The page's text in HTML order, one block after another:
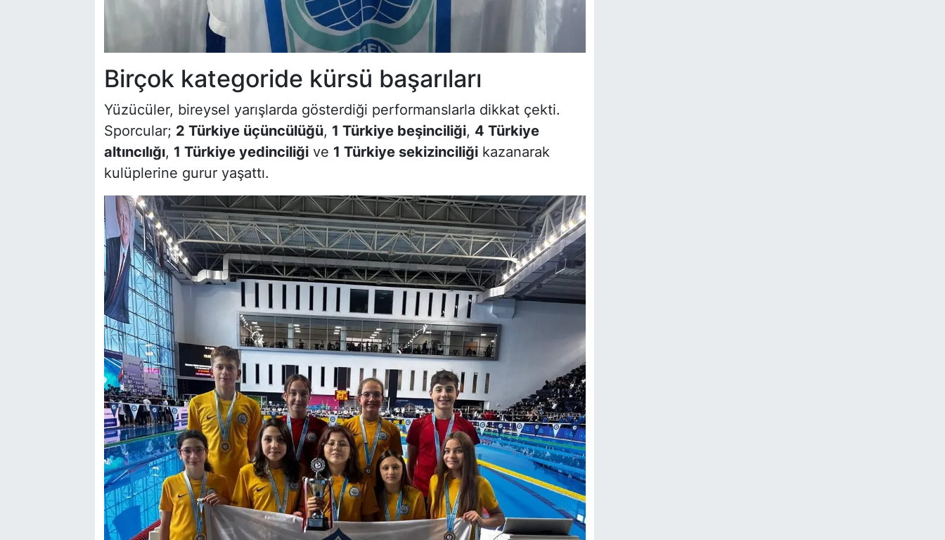
Birçok kategoride kürsü başarıları
Yüzücüler, bireysel yarışlarda gösterdiği performanslarla dikkat çekti.
Sporcular; 2 Türkiye üçüncülüğü, 1 Türkiye beşinciliği, 4 Türkiye
altıncılığı, 1 Türkiye yedinciliğive 1 Türkiye sekizinciliğikazanarak
kulüplerine gurur yaşattı.